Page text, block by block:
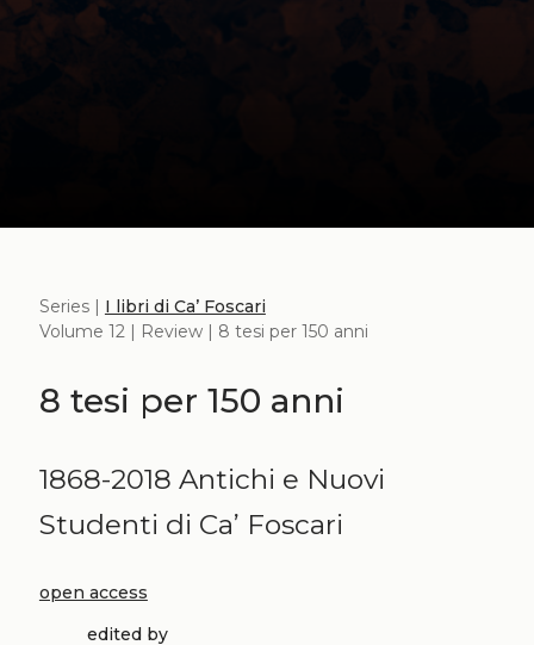
Series | I libri di Ca’ Foscari
Volume 12 | Review | 8 tesi per 150 anni
8 tesi per 150 anni
1868-2018 Antichi e Nuovi
Studenti di Ca’ Foscari
open access
edited by